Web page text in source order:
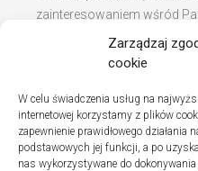
Zarządzaj
cookie
W celu świadczenia usług na
internetowej korzystamy z plików
zapewnienie prawidłowego działania
podstawowych jej funkcji, a po
nas wykorzystywane do
zainteresowaniem wśród
Instalacje sanitarne w
Na co zwracać uwagę
nad Bałtykiem